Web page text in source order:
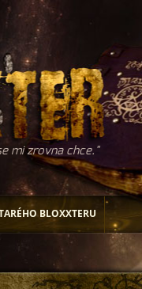
mi zrovna chce.
BLOXXTERU